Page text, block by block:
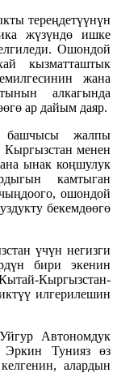
тереңдетүүнүн
жүзүндө ишке
Ошондой
кызматташтык
жана
алкагында
ар дайым даяр.
башчысы жалпы
менен
ынак коңшулук
камтыган
ошондой
бекемдөөгө
үчүн негизги
бири экенин
Кыргызстан-
илгерилешин
Автономдук
Эркин Тунияз өз
алардын